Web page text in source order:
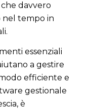
davvero
nel tempo in
essenziali
a gestire
efficiente e
gestionale
è